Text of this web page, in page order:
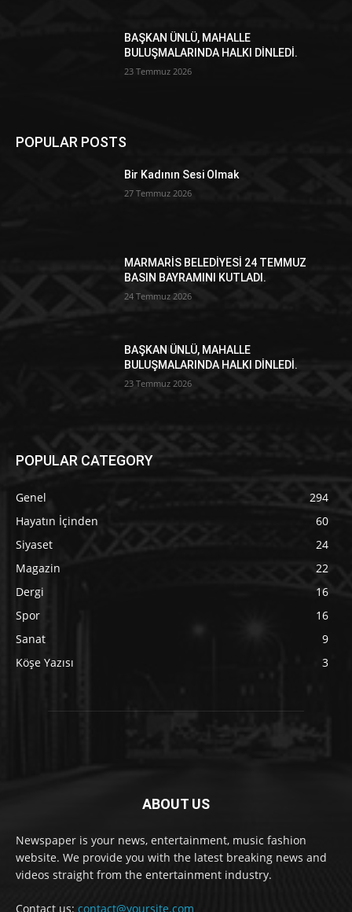
BAŞKAN ÜNLÜ, MAHALLE
BULUŞMALARINDA HALKI DİNLEDİ.
23 Temmuz 2026
POPULAR POSTS
Bir Kadının Sesi Olmak
27 Temmuz 2026
MARMARİS BELEDİYESİ 24 TEMMUZ
BASIN BAYRAMINI KUTLADI.
24 Temmuz 2026
BAŞKAN ÜNLÜ, MAHALLE
BULUŞMALARINDA HALKI DİNLEDİ.
23 Temmuz 2026
POPULAR CATEGORY
Genel
294
Hayatın İçinden
60
Siyaset
24
Magazin
22
Dergi
16
Spor
16
Sanat
9
Köşe Yazısı
3
ABOUT US
Newspaper is your news, entertainment, music fashion
website. We provide you with the latest breaking news and
videos straight from the entertainment industry.
Contact us: contact@yoursite.com